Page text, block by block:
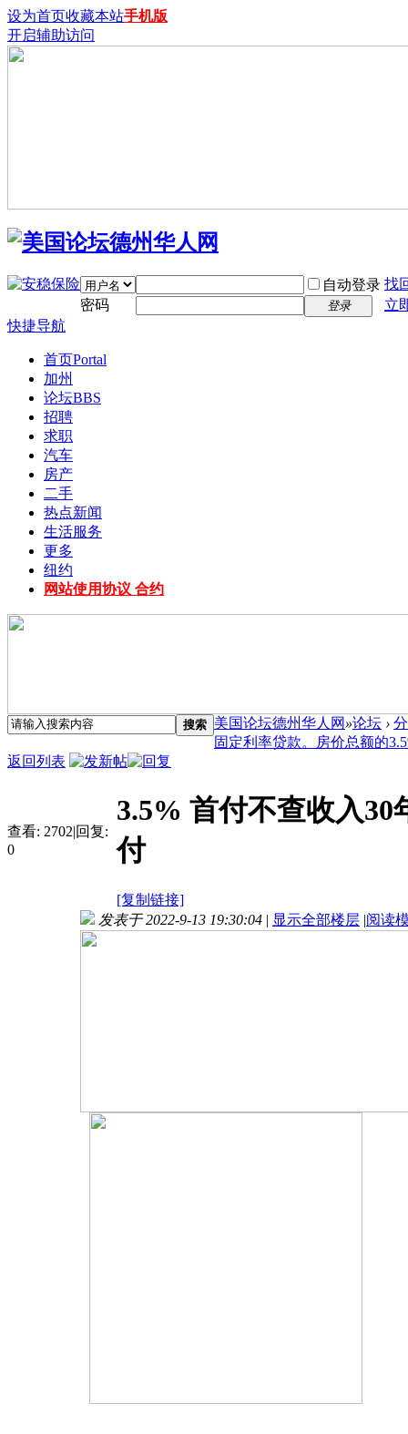
设为首页收藏本站手机版
开启辅助访问
自动登录 找
密码
登录
立
快捷导航
首页Portal
加州
论坛BBS
招聘
求职
汽车
房产
二手
热点新闻
生活服务
更多
纽约
网站使用协议 合约
搜索 美国论坛德州华人网 »论坛 ›
固定利率贷款。房价总额的
返回列表
查看: 2702|回复:
0
3.5% 首付不查收入
付
[复制链接]
发表于 2022-9-13 19:30:04 | 显示全部楼层 |阅读